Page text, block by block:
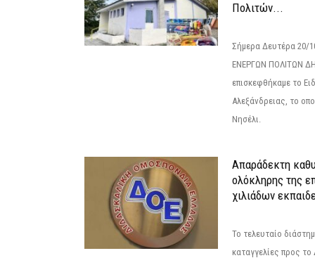
Πολιτών...
Σήμερα Δευτέρα
ΕΝΕΡΓΩΝ ΠΟΛΙΤΩΝ
επισκεφθήκαμε το
Αλεξάνδρειας, το
Νησέλι.
Απαράδεκτη
ολόκληρης της
χιλιάδων
Το τελευταίο
καταγγελίες προς